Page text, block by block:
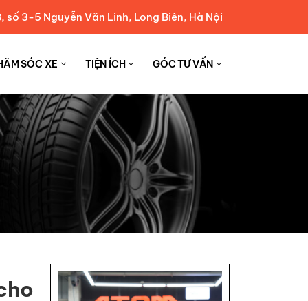
số 3-5 Nguyễn Văn Linh, Long Biên, Hà Nội
SÓC XE TIỆN ÍCH GÓC TƯ VẤN